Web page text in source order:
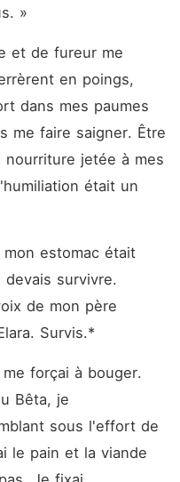
»
et de fureur me
en poings,
dans mes paumes
me faire saigner. Être
jetée à mes
était un
estomac était
survivre.
de mon père
Survis.*
forçai à bouger.
Bêta, je
sous l'effort de
le pain et la viande